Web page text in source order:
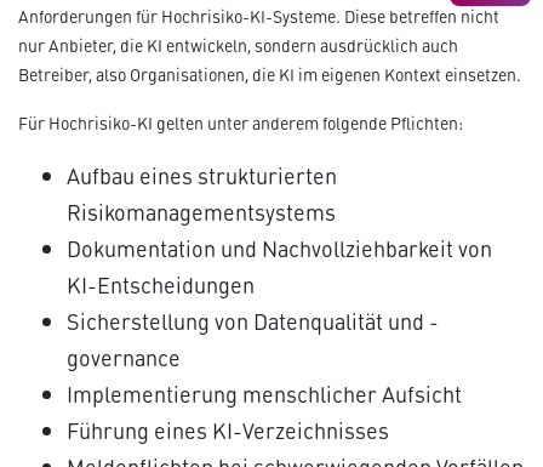
Anforderungen für Hochrisiko-KI-Systeme. Diese betreffen nicht
nur Anbieter, die KI entwickeln, sondern ausdrücklich auch
Betreiber, also Organisationen, die KI im eigenen Kontext einsetzen.
Für Hochrisiko-KI gelten unter anderem folgende Pflichten:
Aufbau eines strukturierten
Risikomanagementsystems
Dokumentation und Nachvollziehbarkeit von
KI-Entscheidungen
Sicherstellung von Datenqualität und -
governance
Implementierung menschlicher Aufsicht
Führung eines KI-Verzeichnisses